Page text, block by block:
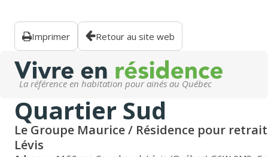
Imprimer Retour au site web
La référence en habitation pour ainés au Québec
Quartier Sud
Le Groupe Maurice / Résidence pour
Lévis